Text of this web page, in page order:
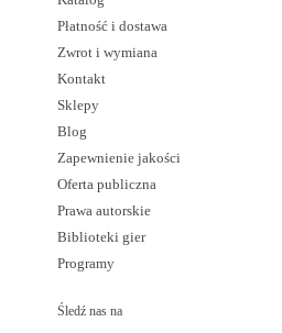
Płatność i dostawa
Zwrot i wymiana
Kontakt
Sklepy
Blog
Zapewnienie jakości
Oferta publiczna
Prawa autorskie
Biblioteki gier
Programy
Śledź nas na